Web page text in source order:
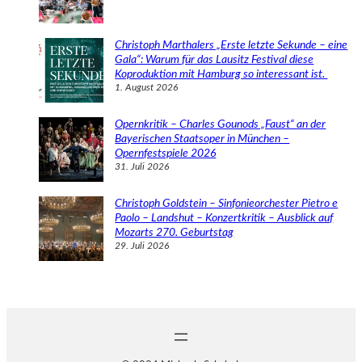
Christoph Marthalers „Erste letzte Sekunde – eine
Gala“: Warum für das Lausitz Festival diese
Koproduktion mit Hamburg so interessant ist.
1. August 2026
Opernkritik – Charles Gounods „Faust“ an der
Bayerischen Staatsoper in München –
Opernfestspiele 2026
31. Juli 2026
Christoph Goldstein – Sinfonieorchester Pietro e
Paolo – Landshut – Konzertkritik – Ausblick auf
Mozarts 270. Geburtstag
29. Juli 2026